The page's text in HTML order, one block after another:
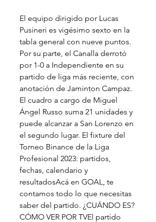
El equipo dirigido por Lucas
Pusineri es vigésimo sexto en la
tabla general con nueve puntos.
Por su parte, el Canalla derrotó
por 1-0 a Independiente en su
partido de liga más reciente, con
anotación de Jaminton Campaz.
El cuadro a cargo de Miguel
Ángel Russo suma 21 unidades y
puede alcanzar a San Lorenzo en
el segundo lugar. El fixture del
Torneo Binance de la Liga
Profesional 2023: partidos,
fechas, calendario y
resultadosAcá en GOAL, te
contamos todo lo que necesitas
saber del partido. ¿CUÁNDO ES?
CÓMO VER POR TVEl partido